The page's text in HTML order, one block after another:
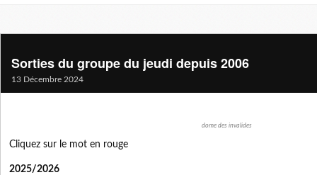
Sorties du groupe du jeudi depuis 2006
13 Décembre 2024
dome des invalides
Cliquez sur le mot en rouge
2025/2026